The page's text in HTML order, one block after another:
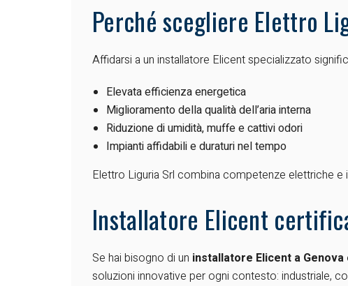
Perché scegliere Elettro
Affidarsi a un installatore Elicent specializzato
Elevata efficienza energetica
Miglioramento della qualità dell’aria interna
Riduzione di umidità, muffe e cattivi odori
Impianti affidabili e duraturi nel tempo
Elettro Liguria Srl combina competenze elettriche
Installatore Elicent
Se hai bisogno di un installatore Elicent a Genova
soluzioni innovative per ogni contesto: industriale,